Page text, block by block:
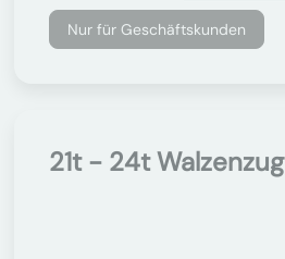
Nur für Geschäftskunden
21t - 24t Walzenzug